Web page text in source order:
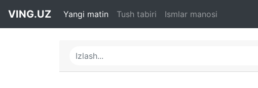
VING.UZ Yangi matin Tush tabiri Ismlar manosi